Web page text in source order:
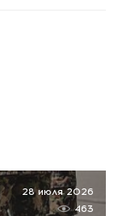
28 июля 2026
463